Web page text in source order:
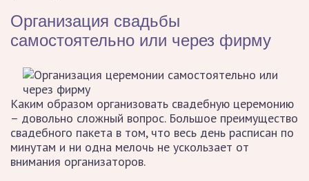
Организация свадьбы
самостоятельно или через фирму
Каким образом организовать свадебную церемонию
– довольно сложный вопрос. Большое преимущество
свадебного пакета в том, что весь день расписан по
минутам и ни одна мелочь не ускользает от
внимания организаторов.